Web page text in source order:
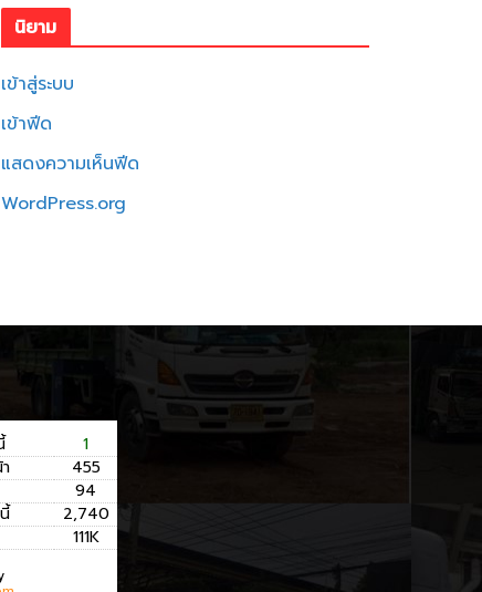
นิยาม
เข้าสู่ระบบ
เข้าฟีด
แสดงความเห็นฟีด
WordPress.org
1
455
94
2,740
111K